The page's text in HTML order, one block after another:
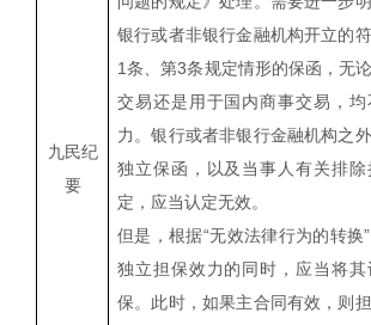
九民纪
要
银行或者非银行金融机构开立的
1条、第3条规定情形的保函，无
交易还是用于国内商事交易，
力。银行或者非银行金融机构之
独立保函，以及当事人有关排
定，应当认定无效。
但是，根据“无效法律行为的转换
独立担保效力的同时，应当将其
保。此时，如果主合同有效，则